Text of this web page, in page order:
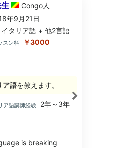
Congo人
年9月21日
イタリア語 + 他2言語
スン料 ￥3000
ア語を教えます。
ア語講師経験
2年～3年
is breaking